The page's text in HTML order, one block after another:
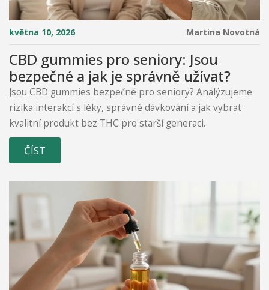
května 10, 2026 Martina Novotná
CBD gummies pro seniory: Jsou
bezpečné a jak je správně užívat?
Jsou CBD gummies bezpečné pro seniory? Analýzujeme
rizika interakcí s léky, správné dávkování a jak vybrat
kvalitní produkt bez THC pro starší generaci.
ČÍST